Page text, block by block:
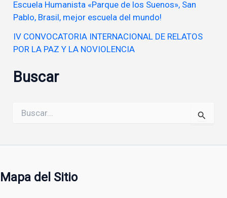
Escuela Humanista «Parque de los Suenos», San
Pablo, Brasil, mejor escuela del mundo!
IV CONVOCATORIA INTERNACIONAL DE RELATOS
POR LA PAZ Y LA NOVIOLENCIA
Buscar
por:
Mapa del Sitio